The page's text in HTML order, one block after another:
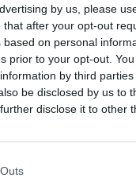
by us, please
after your opt-out
on personal
prior to your opt-out.
by third parties
be disclosed by us to
disclose it to other